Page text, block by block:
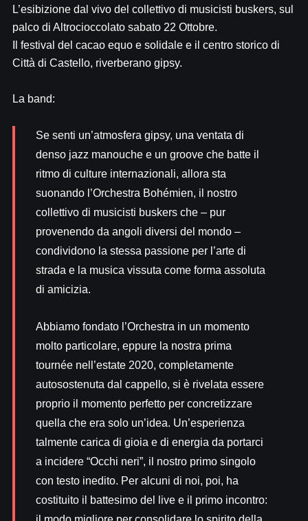
L’esibizione dal vivo del collettivo di musicisti buskers, sul
palco di Altrocioccolato sabato 22 Ottobre.
Il festival del cacao equo e solidale e il centro storico di
Città di Castello, riverberano gipsy.
La band:
Se senti un’atmosfera gipsy, una ventata di
denso jazz manouche e un groove che batte il
ritmo di culture internazionali, allora sta
suonando l’Orchestra Bohémien, il nostro
collettivo di musicisti buskers che – pur
provenendo da angoli diversi del mondo –
condividono la stessa passione per l’arte di
strada e la musica vissuta come forma assoluta
di amicizia.
Abbiamo fondato l’Orchestra in un momento
molto particolare, eppure la nostra prima
tournée nell’estate 2020, completamente
autosostenuta dal cappello, si è rivelata essere
proprio il momento perfetto per concretizzare
quella che era solo un’idea. Un’esperienza
talmente carica di gioia e di energia da portarci
a incidere “Occhi neri”, il nostro primo singolo
con testo inedito. Per alcuni di noi, poi, ha
costituito il battesimo del live e il primo incontro: